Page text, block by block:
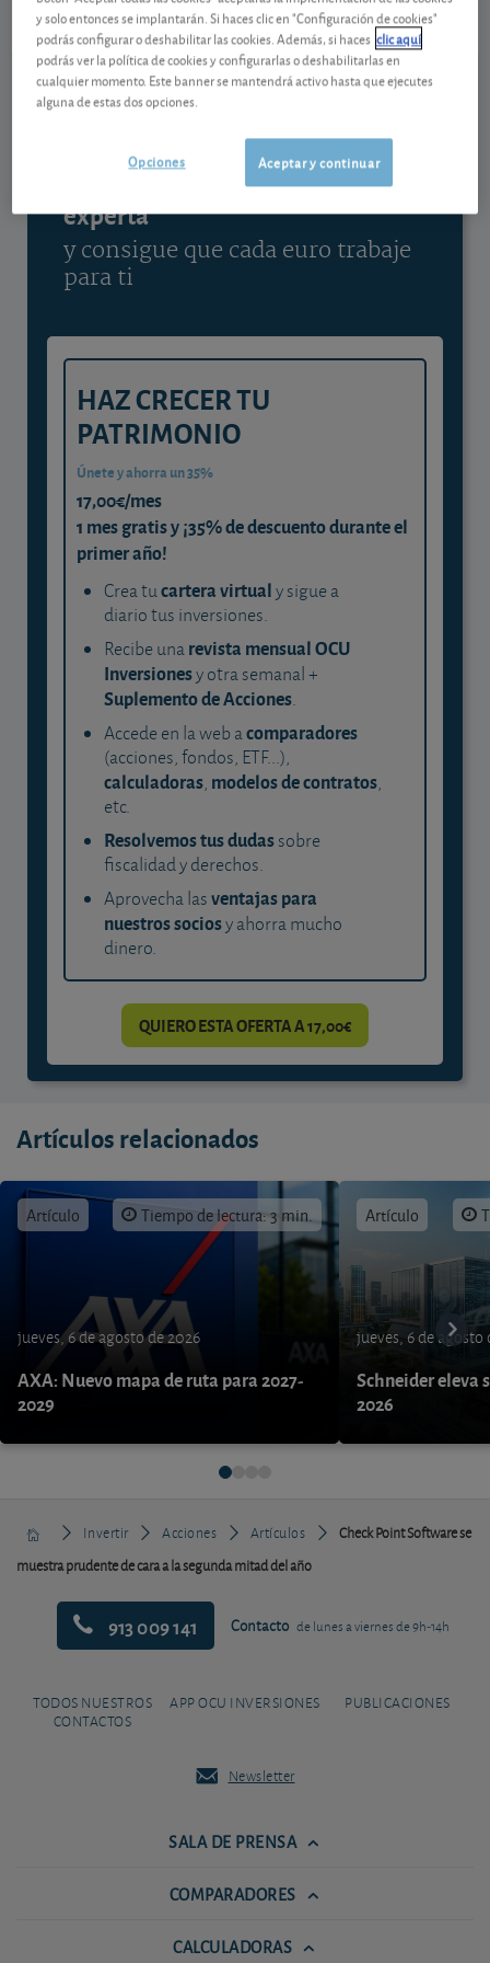
Ver detalladamente
Contenido reservado a SOCIOS
Gestiona tu dinero con visión
experta
y consigue que cada euro trabaje
para ti
HAZ CRECER TU
PATRIMONIO
Únete y ahorra un 35%
17,00€/mes
1 mes gratis y ¡35% de descuento durante el
primer año!
Crea tucartera virtualy sigue a
diario tus inversiones.
Recibe unarevista mensual OCU
Inversionesy otra semanal +
Suplemento de Acciones.
Accede en la web acomparadores
(acciones, fondos, ETF...),
calculadoras, modelos de contratos,
etc.
Resolvemos tus dudassobre
fiscalidad y derechos.
Aprovecha lasventajas para
nuestros sociosy ahorra mucho
dinero.
QUIERO ESTA OFERTA A 17,00€
Artículos relacionados
Artículo Tiempo de lectura: 3 min.
jueves, 6 de agosto de 2026
AXA: Nuevo mapa de ruta para 2027-
2029
Artículo
jueves, 6 de agosto
Schneider eleva
2026
Invertir Acciones Artículos
Check Point Software se
muestra prudente de cara a la segunda mitad del año
913 009 141 Contacto de lunes a viernes de 9h-14h
TODOS NUESTROS
CONTACTOS
APP OCU INVERSIONES PUBLICACIONES
Newsletter
SALA DE PRENSA
COMPARADORES
CALCULADORAS
y solo entonces se implantarán. Si haces clic en "Configuración de cookies"
podrás configurar o deshabilitar las cookies. Además, si haces clic aquí
podrás ver la política de cookies y configurarlas o deshabilitarlas en
cualquier momento. Este banner se mantendrá activo hasta que ejecutes
alguna de estas dos opciones.
Aceptar y continuar
Opciones